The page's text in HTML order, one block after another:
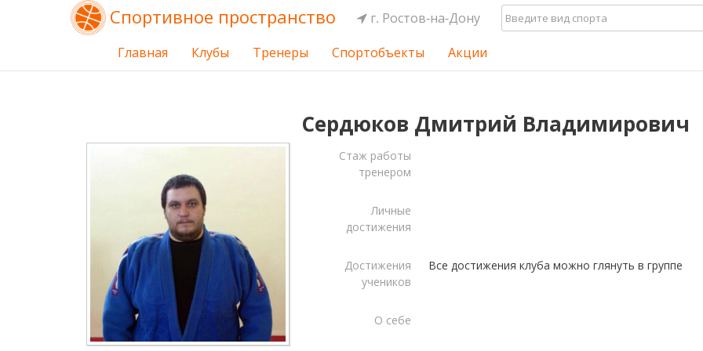
Спортивное пространство г. Ростов-на-Дону
Главная Клубы Тренеры Спортобъекты Акции
Сердюков Дмитрий Владимирович
Стаж работы
тренером
Личные
достижения
Достижения
учеников
Все достижения клуба можно глянуть в группе
О себе